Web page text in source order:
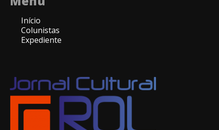
Início
Colunistas
Expediente